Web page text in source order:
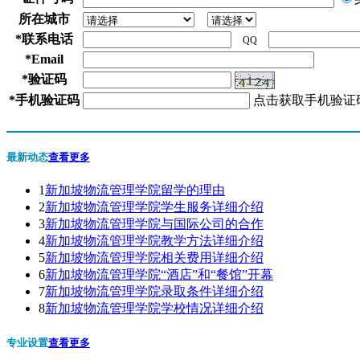
所在城市
*联系电话 QQ
*Email
*验证码
*手机验证码 点击获取手机验证
最新动态查看更多
1 新加坡物流管理学院留学的理由
2新加坡物流管理学院学生服务详细介绍
3新加坡物流管理学院与国际公司的合作
4新加坡物流管理学院教学方法详细介绍
5新加坡物流管理学院相关费用详细介绍
6新加坡物流管理学院“酒店”和“餐馆”开幕
7新加坡物流管理学院录取条件详细介绍
8新加坡物流管理学院学校情况详细介绍
专业设置查看更多